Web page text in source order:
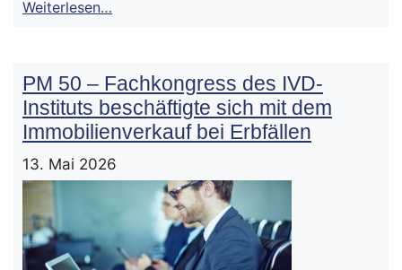
Weiterlesen…
PM 50 – Fachkongress des IVD-
Instituts beschäftigte sich mit dem
Immobilienverkauf bei Erbfällen
13. Mai 2026